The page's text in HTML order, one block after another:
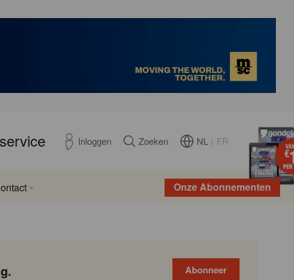
Inloggen Zoeken NL FR
Onze Abonnementen
Abonneer